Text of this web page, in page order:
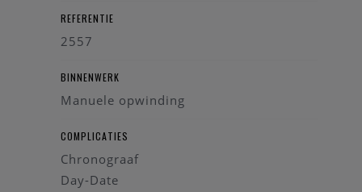
REFERENTIE
2557
BINNENWERK
Manuele opwinding
COMPLICATIES
Chronograaf
Day-Date